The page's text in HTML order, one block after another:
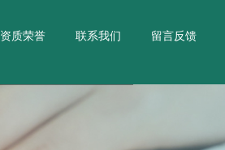
资质荣誉 联系我们 留言反馈